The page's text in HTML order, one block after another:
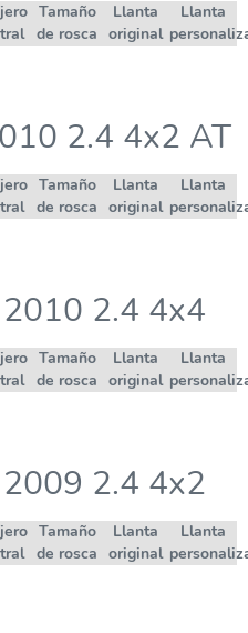
Tamaño
de rosca
Llanta
original
Llanta
2.4 4x2 AT
Tamaño
de rosca
Llanta
original
Llanta
2.4 4x4
Tamaño
de rosca
Llanta
original
Llanta
2.4 4x2
Tamaño
de rosca
Llanta
original
Llanta